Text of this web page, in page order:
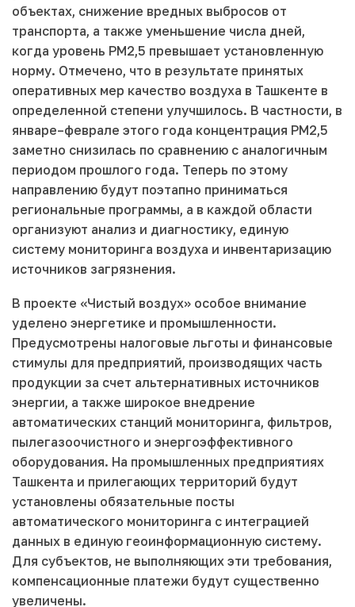
объектах, снижение вредных выбросов от
транспорта, а также уменьшение числа дней,
когда уровень PM2,5 превышает установленную
норму. Отмечено, что в результате принятых
оперативных мер качество воздуха в Ташкенте в
определенной степени улучшилось. В частности, в
январе–феврале этого года концентрация PM2,5
заметно снизилась по сравнению с аналогичным
периодом прошлого года. Теперь по этому
направлению будут поэтапно приниматься
региональные программы, а в каждой области
организуют анализ и диагностику, единую
систему мониторинга воздуха и инвентаризацию
источников загрязнения.
В проекте «Чистый воздух» особое внимание
уделено энергетике и промышленности.
Предусмотрены налоговые льготы и финансовые
стимулы для предприятий, производящих часть
продукции за счет альтернативных источников
энергии, а также широкое внедрение
автоматических станций мониторинга, фильтров,
пылегазоочистного и энергоэффективного
оборудования. На промышленных предприятиях
Ташкента и прилегающих территорий будут
установлены обязательные посты
автоматического мониторинга с интеграцией
данных в единую геоинформационную систему.
Для субъектов, не выполняющих эти требования,
компенсационные платежи будут существенно
увеличены.